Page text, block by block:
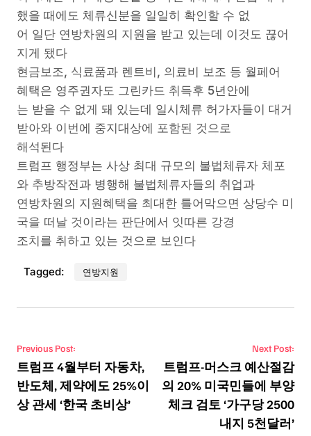
했을 때에도 체류신분을 일일히 확인할 수 없
어 일단 연방차원의 지원을 받고 있는데 이것도 끊어
지게 됐다
현금보조, 식료품과 렌트비, 의료비 보조 등 월페어
혜택은 영주권자도 그린카드 취득후 5년안에
는 받을 수 없게 돼 있는데 일시체류 허가자들이 대거
받아와 이번에 중지대상에 포함된 것으로
해석된다
트럼프 행정부는 사상 최대 규모의 불법체류자 체포
와 추방작전과 병행해 불법체류자들의 취업과
연방차원의 지원혜택을 최대한 틀어막으면 상당수 미
국을 떠날 것이라는 판단에서 잇따른 강경
조치를 취하고 있는 것으로 보인다
Tagged: 연방지원
Post navigation
Previous Post:
트럼프 4월부터 자동차,
반도체, 제약에도 25%이
상 관세 ‘한국 초비상’
Next Post:
트럼프-머스크 예산절감
의 20% 미국민들에 부양
체크 검토 ‘가구당 2500
내지 5천달러’